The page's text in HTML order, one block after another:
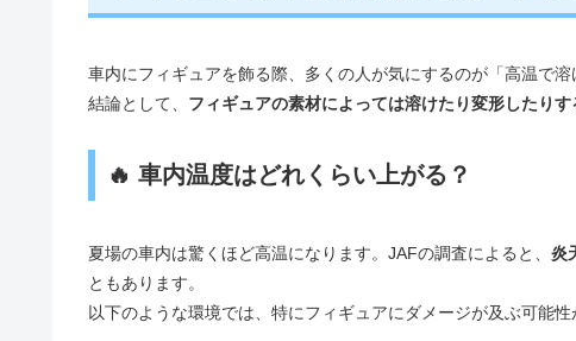
車内にフィギュアを飾る際、多くの人が気にするのが「高温で溶
結論として、 フィギュアの素材によっては溶けたり変形したり
🔥 車内温度はどれくらい上がる？
夏場の車内は驚くほど高温になります。JAFの調査によると、 炎
ともあります。
以下のような環境では、特にフィギュアにダメージが及ぶ可能性